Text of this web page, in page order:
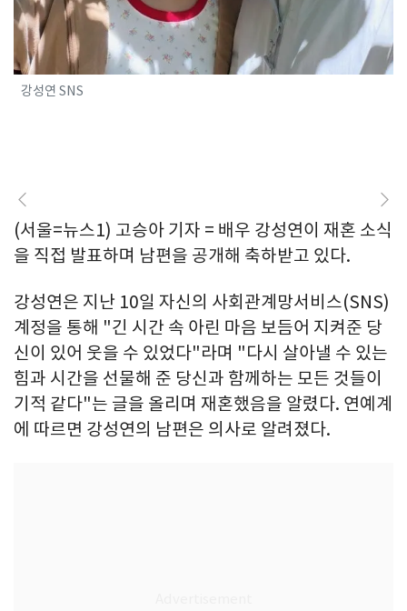
강성연 SNS
(서울=뉴스1) 고승아 기자 = 배우 강성연이 재혼 소식
을 직접 발표하며 남편을 공개해 축하받고 있다.
강성연은 지난 10일 자신의 사회관계망서비스(SNS)
계정을 통해 "긴 시간 속 아린 마음 보듬어 지켜준 당
신이 있어 웃을 수 있었다"라며 "다시 살아낼 수 있는
힘과 시간을 선물해 준 당신과 함께하는 모든 것들이
기적 같다"는 글을 올리며 재혼했음을 알렸다. 연예계
에 따르면 강성연의 남편은 의사로 알려졌다.